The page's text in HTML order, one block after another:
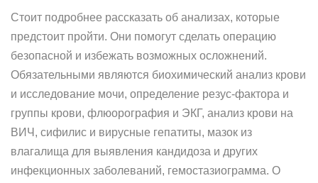
Стоит подробнее рассказать об анализах, которые
предстоит пройти. Они помогут сделать операцию
безопасной и избежать возможных осложнений.
Обязательными являются биохимический анализ крови
и исследование мочи, определение резус-фактора и
группы крови, флюорография и ЭКГ, анализ крови на
ВИЧ, сифилис и вирусные гепатиты, мазок из
влагалища для выявления кандидоза и других
инфекционных заболеваний, гемостазиограмма. О